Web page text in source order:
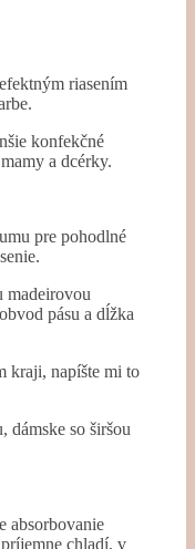
riasením
konfekčné
a dcérky.
pre pohodlné
madeirovou
pásu a dĺžka
kraji, napíšte mi to
dámske so širšou
absorbovanie
chladí, v